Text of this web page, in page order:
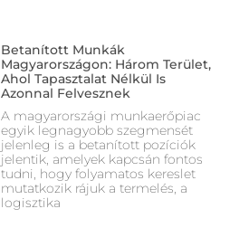
Betanított Munkák
Magyarországon: Három Terület,
Ahol Tapasztalat Nélkül Is
Azonnal Felvesznek
A magyarországi munkaerőpiac
egyik legnagyobb szegmensét
jelenleg is a betanított pozíciók
jelentik, amelyek kapcsán fontos
tudni, hogy folyamatos kereslet
mutatkozik rájuk a termelés, a
logisztika